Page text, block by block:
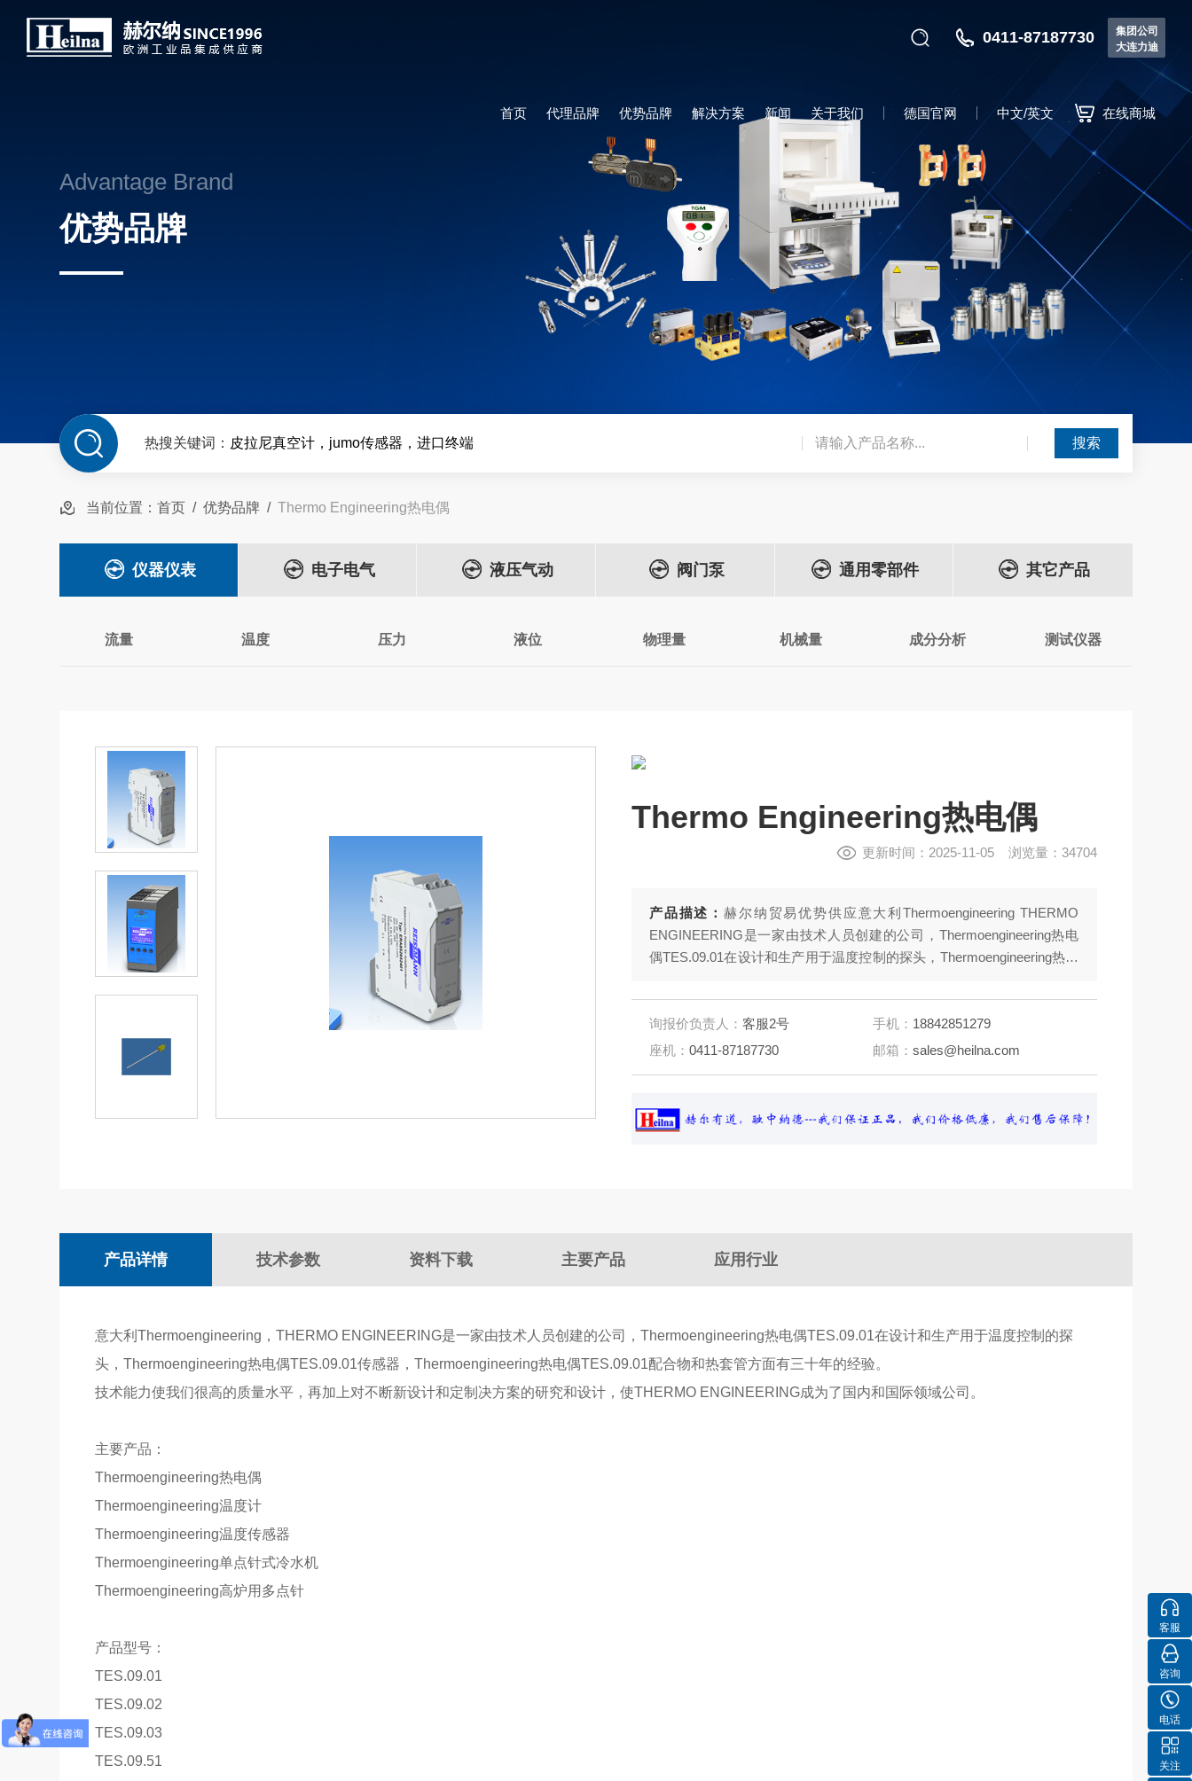
集团公司
大连力迪
0411-87187730
首页 代理品牌 优势品牌 解决方案 新闻 关于我们 德国官网 中文/英文 在线商城
Advantage Brand
优势品牌
热搜关键词： 皮拉尼真空计，jumo传感器，进口终端
当前位置：首页 /优势品牌 /Thermo Engineering热电偶
仪器仪表 电子电气 液压气动 阀门泵 通用零部件 其它产品
流量 温度 压力 液位 物理量 机械量 成分分析 测试仪器
Thermo Engineering热电偶
更新时间：2025-11-05 浏览量：34704
产品描述： 赫尔纳贸易优势供应意大利Thermoengineering THERMO
ENGINEERING是一家由技术人员创建的公司，Thermoengineering热电
偶TES.09.01在设计和生产用于温度控制的探头，Thermoengineering热电
管方面有三十年的经验。
询报价负责人： 客服2号 手机： 18842851279
座机： 0411-87187730 邮箱：sales@heilna.com
产品详情 技术参数 资料下载 主要产品 应用行业
意大利Thermoengineering，THERMO ENGINEERING是一家由技术人员创建的公司，Thermoengineering热电偶TES.09.01在设计和生产用于温度控制的探
头，Thermoengineering热电偶TES.09.01传感器，Thermoengineering热电偶TES.09.01配合物和热套管方面有三十年的经验。
技术能力使我们很高的质量水平，再加上对不断新设计和定制决方案的研究和设计，使THERMO ENGINEERING成为了国内和国际领域公司。
主要产品：
Thermoengineering热电偶
Thermoengineering温度计
Thermoengineering温度传感器
Thermoengineering单点针式冷水机
Thermoengineering高炉用多点针
产品型号：
TES.09.01
TES.09.02
TES.09.03
TES.09.51
客服
咨询
电话
关注